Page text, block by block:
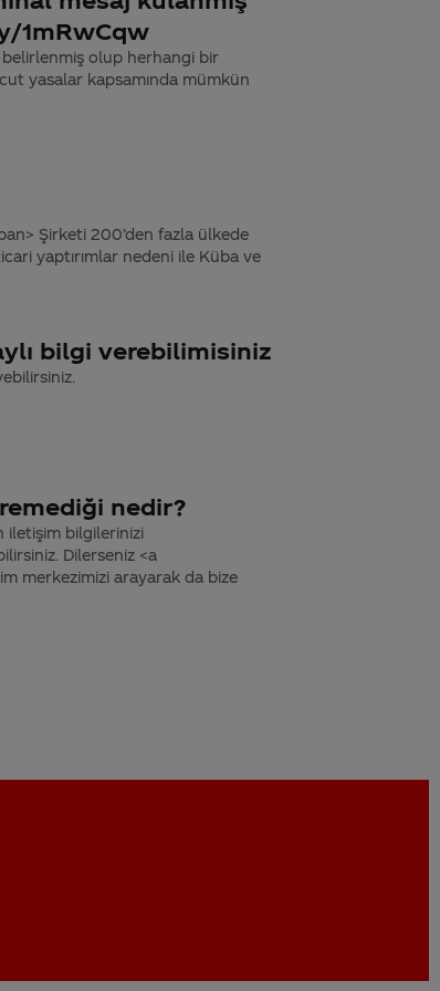
1mRwCqw
belirlenmiş olup herhangi bir
yasalar kapsamında mümkün
Şirketi 200’den fazla ülkede
yaptırımlar nedeni ile Küba ve
bilgi verebilimisiniz
nedir?
iletişim bilgilerinizi
Dilerseniz <a
merkezimizi arayarak da bize